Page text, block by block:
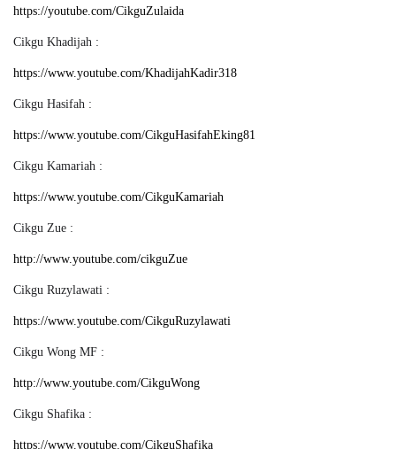
https://youtube.com/CikguZulaida
Cikgu Khadijah :
https://www.youtube.com/KhadijahKadir318
Cikgu Hasifah :
https://www.youtube.com/CikguHasifahEking81
Cikgu Kamariah :
https://www.youtube.com/CikguKamariah
Cikgu Zue :
http://www.youtube.com/cikguZue
Cikgu Ruzylawati :
https://www.youtube.com/CikguRuzylawati
Cikgu Wong MF :
http://www.youtube.com/CikguWong
Cikgu Shafika :
https://www.youtube.com/CikguShafika